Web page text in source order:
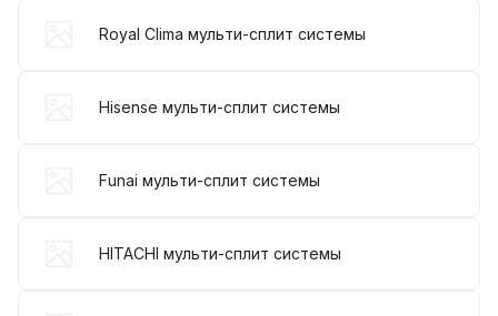
Royal Clima мульти-сплит системы
Hisense мульти-сплит системы
Funai мульти-сплит системы
HITACHI мульти-сплит системы